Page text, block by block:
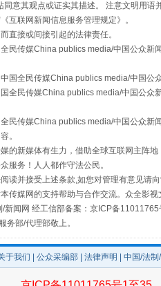
期
上场 事
意其观点或证实其描述。 注意文明用语
互联网新闻信息服务管理规定》。
直接或间接引起的法律责任。
民传媒China publics media/中国公众
国全民传媒China publics media/中国
全民传媒China publics media/中国公
民传媒China publics media/中国公众
。
的新媒体有生力，借助全球互联网主阵
服务！人人都作守法公民。
读并接受上述条款,如您对管理有意见
传媒网的支持帮助与合作交流。众全影
新闻网 经工信部备案：京ICP备
务部/代理部敬上。
于我们 公众采编部 法律声明 | 中国/法